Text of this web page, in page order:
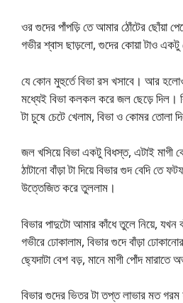
ওর গুদের পাঁপড়ি তে আমার ঠোঁটের ছোঁয়া
গভীর শ্বাস ছাড়লো, গুদের কোয়া টাও
যে কোন মুহুর্তে বিভা রস খসাবে। আর
মধ্যেই বিভা কলকল করে জল ছেড়ে দিল।
টা চুষে চেটে খেলাম, বিভা ও কোমর তোলা
জল খসিয়ে বিভা একটু বিধস্ত, এটাই
ঠাটানো বাঁড়া টা দিয়ে বিভার গুদ বেদি
উত্তেজিত করে তুললাম।
বিভার পাদুটো আমার কাঁধে তুলে নিয়ে,
গভীরে ঢোকালাম, বিভার গুদে বাঁড়া
ছ্যেদাটা বেশ বড়, মানে মাগী পোঁদ মারাতে
বিভার গুদের ভিতর টা তপ্ত লাভার মত